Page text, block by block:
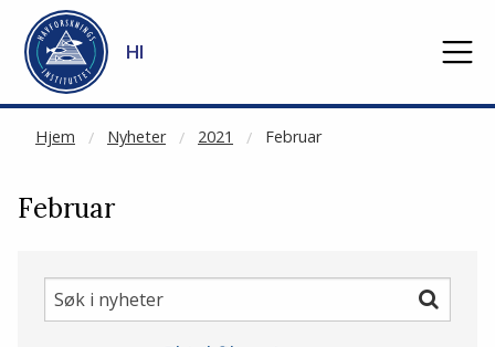
Gå til hovedinnhold
HI
Hjem Nyheter 2021 Februar
NOT CACHED
Februar
Søk
i
Søk